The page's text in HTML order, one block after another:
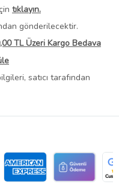
tıklayın.
gönderilecektir.
TL Üzeri Kargo Bedava
satıcı tarafından